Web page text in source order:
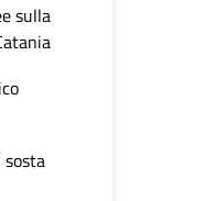
sulla
sosta